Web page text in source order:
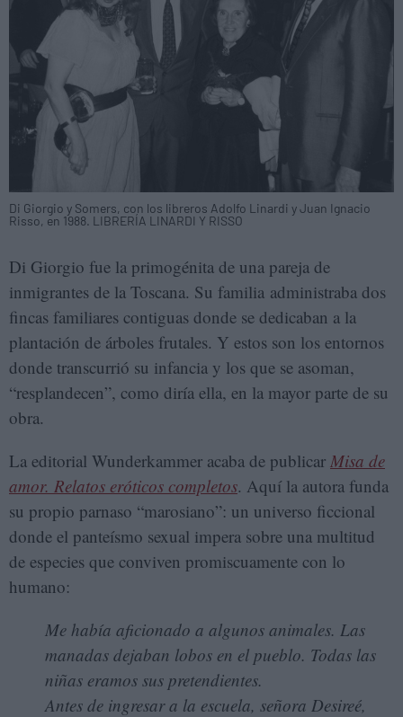
Di Giorgio y Somers, con los libreros Adolfo Linardi y Juan Ignacio
Risso, en 1988. LIBRERÍA LINARDI Y RISSO
Di Giorgio fue la primogénita de una pareja de
inmigrantes de la Toscana. Su familia administraba dos
fincas familiares contiguas donde se dedicaban a la
plantación de árboles frutales. Y estos son los entornos
donde transcurrió su infancia y los que se asoman,
“resplandecen”, como diría ella, en la mayor parte de su
obra.
La editorial Wunderkammer acaba de publicar Misa de
amor. Relatos eróticos completos. Aquí la autora funda
su propio parnaso “marosiano”: un universo ficcional
donde el panteísmo sexual impera sobre una multitud
de especies que conviven promiscuamente con lo
humano:
Me había aficionado a algunos animales. Las
manadas dejaban lobos en el pueblo. Todas las
niñas eramos sus pretendientes.
Antes de ingresar a la escuela, señora Desireé,